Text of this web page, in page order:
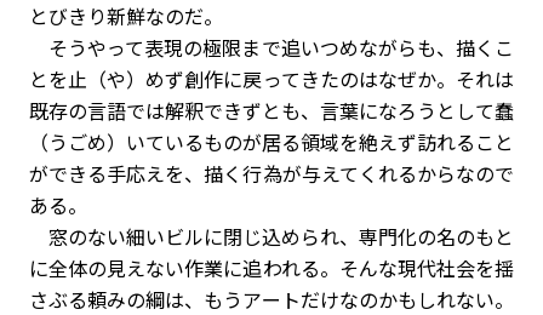
とびきり新鮮なのだ。
そうやって表現の極限まで追いつめながらも、描くこ
とを止（や）めず創作に戻ってきたのはなぜか。それは
既存の言語では解釈できずとも、言葉になろうとして蠢
（うごめ）いているものが居る領域を絶えず訪れること
ができる手応えを、描く行為が与えてくれるからなので
ある。
窓のない細いビルに閉じ込められ、専門化の名のもと
に全体の見えない作業に追われる。そんな現代社会を揺
さぶる頼みの綱は、もうアートだけなのかもしれない。